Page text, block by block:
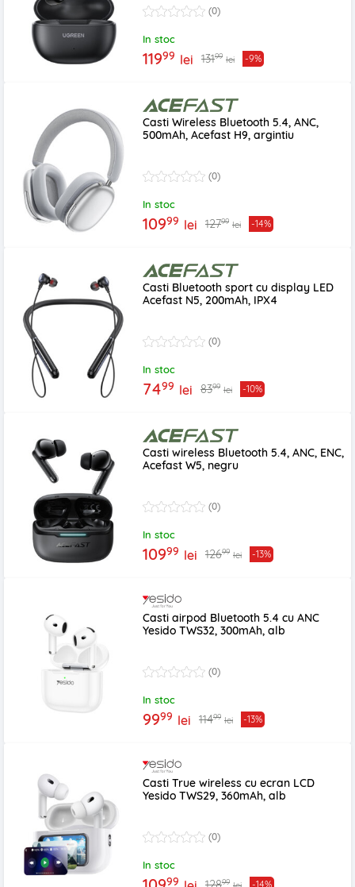
(0)
In stoc
11999 lei 13199 lei -9%
Casti Wireless Bluetooth 5.4, ANC,
500mAh, Acefast H9, argintiu
(0)
In stoc
10999 lei 12799 lei -14%
Casti Bluetooth sport cu display LED
Acefast N5, 200mAh, IPX4
(0)
In stoc
7499 lei 8399 lei -10%
Casti wireless Bluetooth 5.4, ANC, ENC,
Acefast W5, negru
(0)
In stoc
10999 lei 12699 lei -13%
Casti airpod Bluetooth 5.4 cu ANC
Yesido TWS32, 300mAh, alb
(0)
In stoc
9999 lei 11499 lei -13%
Casti True wireless cu ecran LCD
Yesido TWS29, 360mAh, alb
(0)
In stoc
99 99 -14%